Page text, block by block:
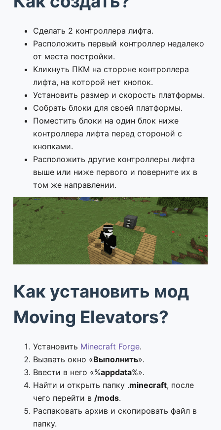
Сделать 2 контроллера лифта.
Расположить первый контроллер недалеко
от места постройки.
Кликнуть ПКМ на стороне контроллера
лифта, на которой нет кнопок.
Установить размер и скорость платформы.
Собрать блоки для своей платформы.
Поместить блоки на один блок ниже
контроллера лифта перед стороной с
кнопками.
Расположить другие контроллеры лифта
выше или ниже первого и поверните их в
том же направлении.
Как установить мод
Moving Elevators?
Установить Minecraft Forge.
Вызвать окно «Выполнить».
Ввести в него «%appdata%».
Найти и открыть папку .minecraft, после
чего перейти в /mods.
Распаковать архив и скопировать файл в
папку.